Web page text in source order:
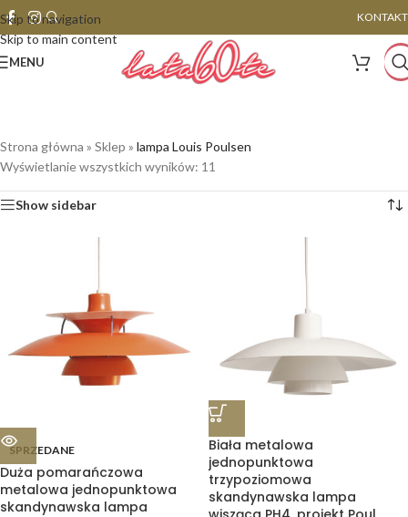
Skip to navigation
Skip to main content
KONTAKT
MENU
Strona główna » Sklep » lampa Louis Poulsen
Wyświetlanie wszystkich wyników: 11
Show sidebar
SPRZEDANE
Duża pomarańczowa
metalowa jednopunktowa
skandynawska lampa
Biała metalowa
jednopunktowa
trzypoziomowa
skandynawska lampa